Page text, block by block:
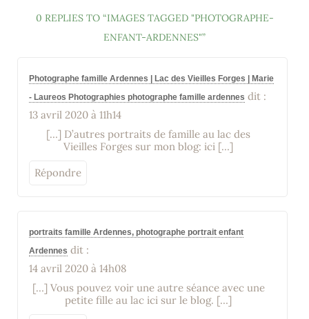
0 REPLIES TO “IMAGES TAGGED "PHOTOGRAPHE-
ENFANT-ARDENNES"”
Photographe famille Ardennes | Lac des Vieilles Forges | Marie
- Laureos Photographies photographe famille ardennes dit :
13 avril 2020 à 11h14
[…] D’autres portraits de famille au lac des
Vieilles Forges sur mon blog: ici […]
Répondre
portraits famille Ardennes, photographe portrait enfant
Ardennes dit :
14 avril 2020 à 14h08
[…] Vous pouvez voir une autre séance avec une
petite fille au lac ici sur le blog. […]